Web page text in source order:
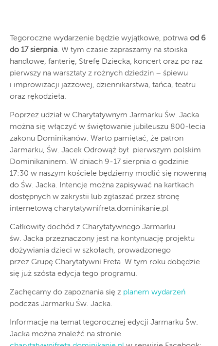
Tegoroczne wydarzenie będzie wyjątkowe, potrwa od 6
do 17 sierpnia. W tym czasie zapraszamy na stoiska
handlowe, fanterię, Strefę Dziecka, koncert oraz po raz
pierwszy na warsztaty z rożnych dziedzin – śpiewu
i improwizacji jazzowej, dziennikarstwa, tańca, teatru
oraz rękodzieła.
Poprzez udział w Charytatywnym Jarmarku Św. Jacka
można się włączyć w świętowanie jubileuszu 800-lecia
zakonu Dominikanów. Warto pamiętać, że patron
Jarmarku, Św. Jacek Odrowąż był pierwszym polskim
Dominikaninem. W dniach 9-17 sierpnia o godzinie
17:30 w naszym kościele będziemy modlić się nowenną
do Św. Jacka. Intencje można zapisywać na kartkach
dostępnych w zakrystii lub zgłaszać przez stronę
internetową charytatywnifreta.dominikanie.pl
Całkowity dochód z Charytatywnego Jarmarku
św. Jacka przeznaczony jest na kontynuację projektu
dożywiania dzieci w szkołach, prowadzonego
przez Grupę Charytatywni Freta. W tym roku dobędzie
się już szósta edycja tego programu.
Zachęcamy do zapoznania się z planem wydarzeń
podczas Jarmarku Św. Jacka.
Informacje na temat tegorocznej edycji Jarmarku Św.
Jacka można znaleźć na stronie